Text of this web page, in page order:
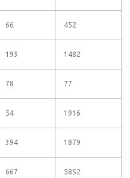
66 452
193 1482
78 77
54 1916
394 1879
667 5852